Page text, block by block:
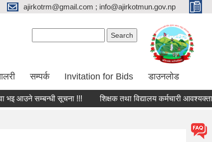
ajirkotrm@gmail.com ; info@ajirkotmun.gov.np
सम्पर्क Invitation for Bids डाउनलोड
आउने सम्बन्धी सूचना !!! शिक्षक तथा विद्यालय कर्मचारी आवश्यक्ता